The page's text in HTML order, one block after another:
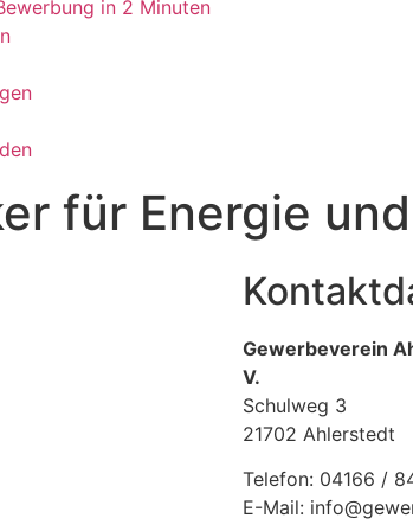
in 2 Minuten
für Energie
Gewerbeverein
V.
Schulweg 3
21702 Ahlerstedt
Telefon: 04166 /
E-Mail: